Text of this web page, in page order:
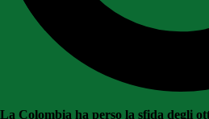
La Colombia ha perso la sfida degli